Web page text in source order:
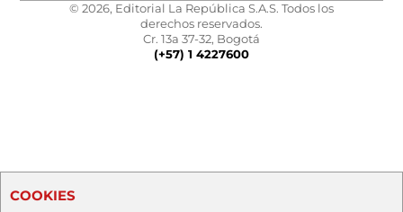
© 2026, Editorial La República S.A.S. Todos los
derechos reservados.
Cr. 13a 37-32, Bogotá
(+57) 1 4227600
COOKIES